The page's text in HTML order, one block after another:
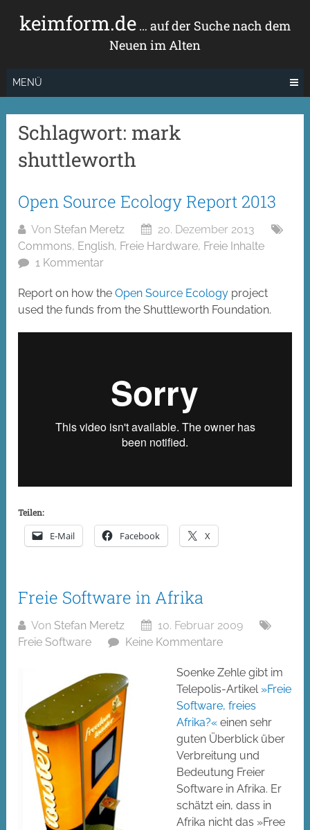
Inhaltkeimform.de… auf der Suche nach dem
Neuen im Alten
MENÜ
Schlagwort: mark
shuttleworth
Open Source Ecology Report 2013
Von Stefan Meretz
20. Dezember 2013
Commons, English, Freie Hardware, Freie Inhalte
1 Kommentar
Report on how theOpen Source Ecology project
used the funds from the Shuttleworth Foundation.
Teilen:
E-Mail Facebook X
Freie Software in Afrika
Von Stefan Meretz
10. Februar 2009
Freie Software
Keine Kommentare
Soenke Zehle gibt im
Telepolis-Artikel »Freie
Software, freies
Afrika?« einen sehr
guten Überblick über
Verbreitung und
Bedeutung Freier
Software in Afrika. Er
schätzt ein, dass in
Afrika nicht das »Free